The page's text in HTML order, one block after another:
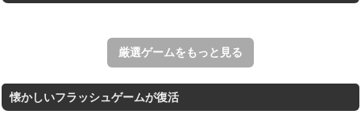
すべての矢印を画面外へ導くパズルゲーム。
厳選ゲームをもっと見る
懐かしいフラッシュゲームが復活